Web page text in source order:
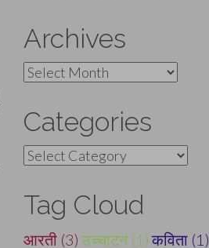
Archives
Archives
Categories
Categories
Tag Cloud
आरती (3) उच्चाटन (1) कविता (1)